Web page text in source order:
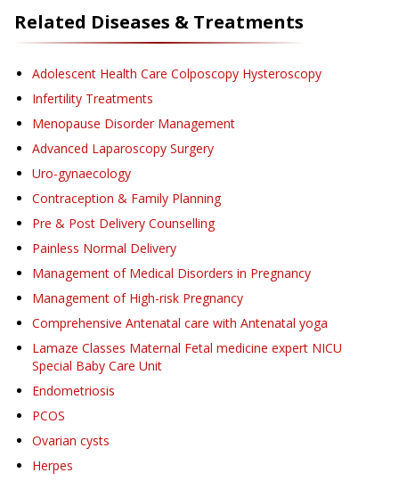
Related Diseases & Treatments
Adolescent Health Care Colposcopy Hysteroscopy
Infertility Treatments
Menopause Disorder Management
Advanced Laparoscopy Surgery
Uro-gynaecology
Contraception & Family Planning
Pre & Post Delivery Counselling
Painless Normal Delivery
Management of Medical Disorders in Pregnancy
Management of High-risk Pregnancy
Comprehensive Antenatal care with Antenatal yoga
Lamaze Classes Maternal Fetal medicine expert NICU
Special Baby Care Unit
Endometriosis
PCOS
Ovarian cysts
Herpes